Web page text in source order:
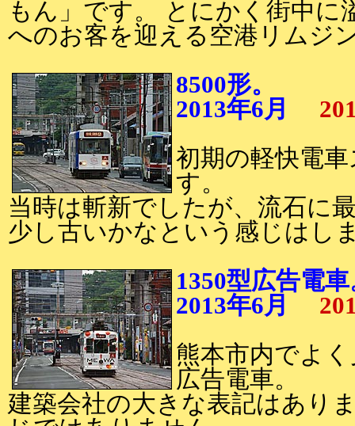
もん」です。 とにかく街中に
へのお客を迎える空港リムジ
8500形。
2013年6月
初期の軽快電
す。
当時は斬新でしたが、流石に
少し古いかなという感じはし
1350型広告電
2013年6月
熊本市内でよ
広告電車。
建築会社の大きな表記はあり